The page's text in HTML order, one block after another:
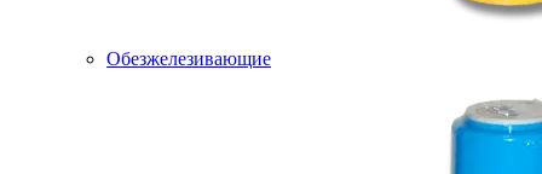
Обезжелезивающие